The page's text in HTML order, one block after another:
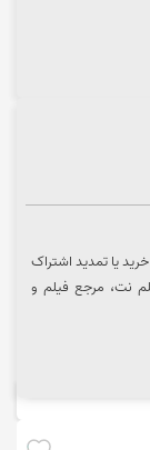
درصد تخفیف برای خرید یا تمدید اشتراک
نت، مرجع فیلم و